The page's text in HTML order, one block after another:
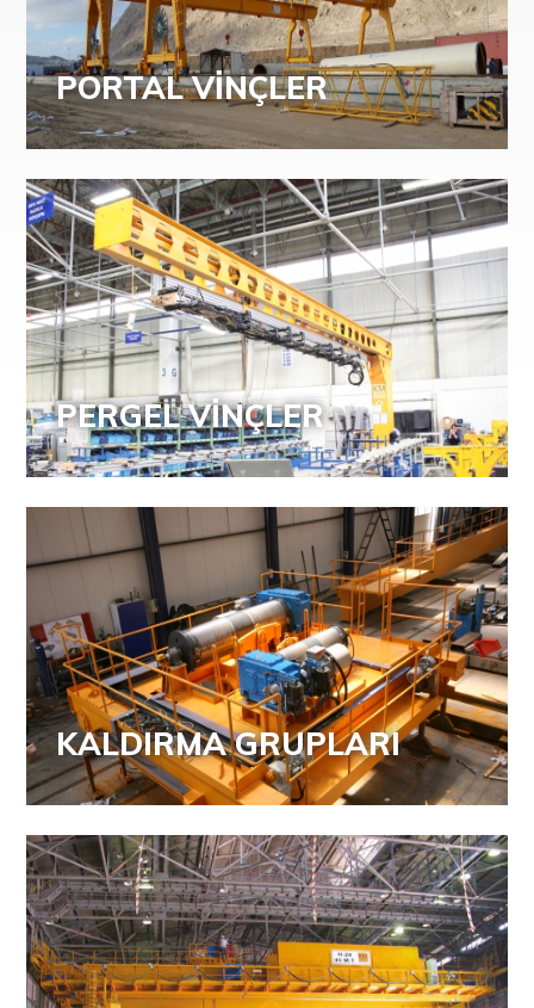
PORTAL VİNÇLER
PERGEL VİNÇLER
KALDIRMA GRUPLARI